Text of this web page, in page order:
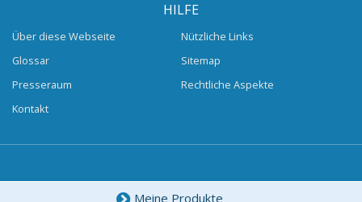
HILFE
Über diese Webseite
Glossar
Presseraum
Kontakt
Nützliche Links
Sitemap
Rechtliche Aspekte
Meine Produkte